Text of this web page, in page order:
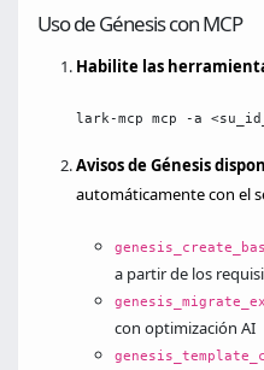
Uso de Génesis con MCP
Habilite las
lark-mcp mcp -a
Avisos de Génesis
automáticamente con el
a partir de los
con optimización AI